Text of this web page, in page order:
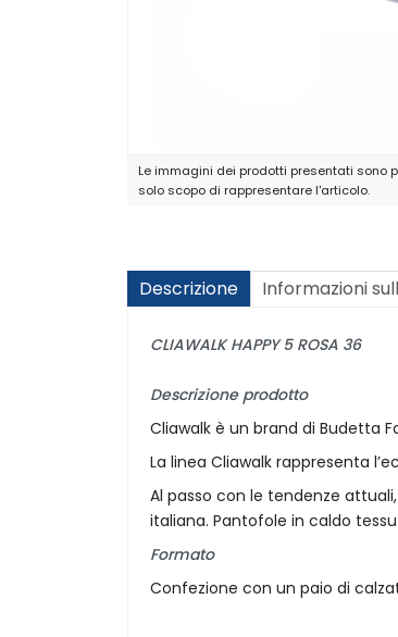
Le immagini dei prodotti presentati sono
solo scopo di rappresentare l'articolo.
Descrizione Informazioni
CLIAWALK HAPPY 5 ROSA 36
Descrizione prodotto
Cliawalk è un brand di Budetta
La linea Cliawalk rappresenta
Al passo con le tendenze
italiana. Pantofole in caldo
Formato
Confezione con un paio di